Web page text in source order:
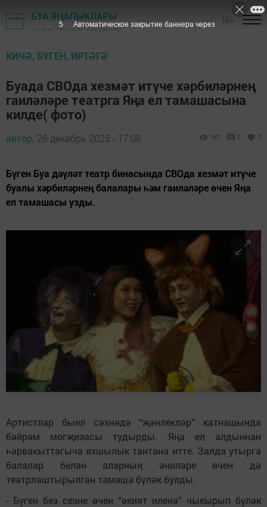
БУА ЯҢАЛЫКЛАРЫ
"Байрак" газетасы - Буа районы
КИЧӘ, БҮГЕН, ИРТӘГӘ
Буада СВОда хезмәт итүче хәрбиләрнең
гаиләләре театрга Яңа ел тамашасына
килде( фото)
автор, 26 декабрь 2025 - 17:08 167 0 0
Бүген Буа дәүләт театр бинасында СВОда хезмәт итүче
буалы хәрбиләрнең балалары һәм гаиләләре өчен Яңа
ел тамашасы узды.
Артистлар быел сәхнәдә “җәнлекләр” катнашында
бәйрәм могҗизасы тудырды. Яңа ел алдыннан
һәрвакыттагыча яхшылык тантана итте. Залда утырга
балалар белән аларның әниләре өчен дә
театрлаштырылган тамаша бүләк булды.
- Бүген без сезне өчен “әкият иленә” чыкырып бүләк
4 Автоматическое закрытие баннера через